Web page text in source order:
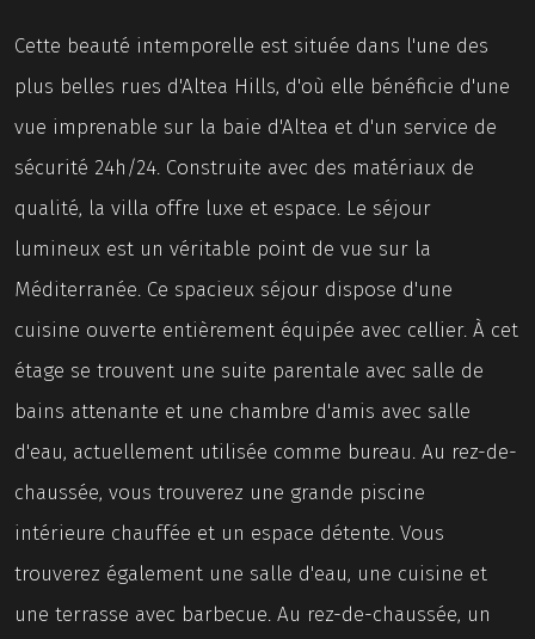
Cette beauté intemporelle est située dans l'une des
plus belles rues d'Altea Hills, d'où elle bénéficie d'une
vue imprenable sur la baie d'Altea et d'un service de
sécurité 24h/24. Construite avec des matériaux de
qualité, la villa offre luxe et espace. Le séjour
lumineux est un véritable point de vue sur la
Méditerranée. Ce spacieux séjour dispose d'une
cuisine ouverte entièrement équipée avec cellier. À cet
étage se trouvent une suite parentale avec salle de
bains attenante et une chambre d'amis avec salle
d'eau, actuellement utilisée comme bureau. Au rez-de-
chaussée, vous trouverez une grande piscine
intérieure chauffée et un espace détente. Vous
trouverez également une salle d'eau, une cuisine et
une terrasse avec barbecue. Au rez-de-chaussée, un